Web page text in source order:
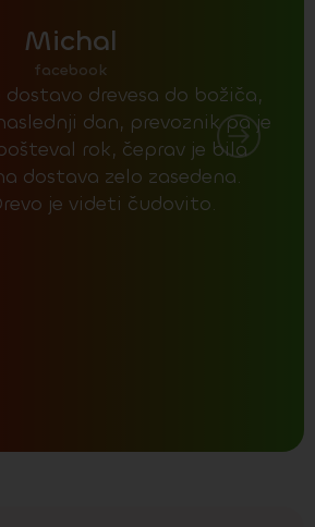
Michal
facebook
drevesa do božiča,
dan, prevoznik pa je
rok, čeprav je bila
dostava zelo zasedena.
je videti čudovito.